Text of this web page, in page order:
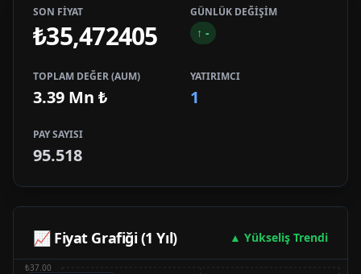
SON FİYAT
₺35,472405
GÜNLÜK DEĞİŞİM
↑ -
TOPLAM DEĞER (AUM)
3.39 Mn ₺
YATIRIMCI
1
PAY SAYISI
95.518
📈 Fiyat Grafiği (1 Yıl) ▲ Yükseliş Trendi
₺37.00